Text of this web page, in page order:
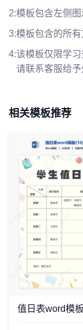
2:模板包含左侧图
3:模板包含的所有
4:该模板仅限学
请联系客服给予
相关模板推荐
值日表word模